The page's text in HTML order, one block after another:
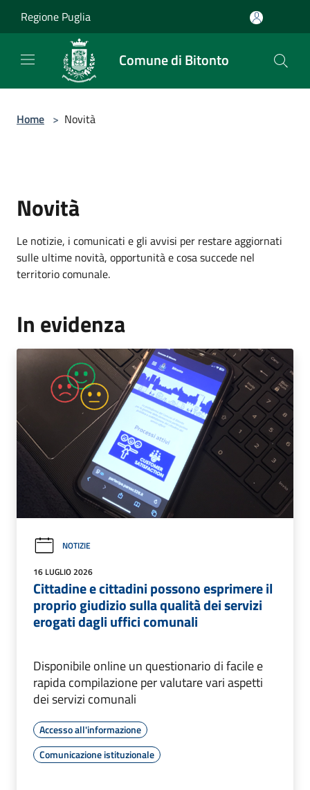
Regione Puglia
Comune di Bitonto
Home > Novità
Novità
Le notizie, i comunicati e gli avvisi per restare aggiornati
sulle ultime novità, opportunità e cosa succede nel
territorio comunale.
In evidenza
NOTIZIE
16 LUGLIO 2026
Cittadine e cittadini possono esprimere il
proprio giudizio sulla qualità dei servizi
erogati dagli uffici comunali
Disponibile online un questionario di facile e
rapida compilazione per valutare vari aspetti
dei servizi comunali
Accesso all'informazione
Comunicazione istituzionale